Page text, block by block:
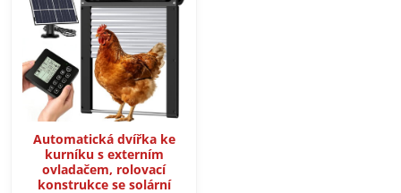
Automatická dvířka ke
kurníku s externím
ovladačem, rolovací
konstrukce se solární